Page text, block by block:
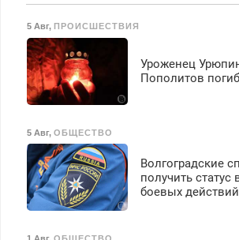
5 Авг, ПРОИСШЕСТВИЯ
Уроженец
Пополитов
5 Авг, ОБЩЕСТВО
Волгоградские
получить статус
боевых действий